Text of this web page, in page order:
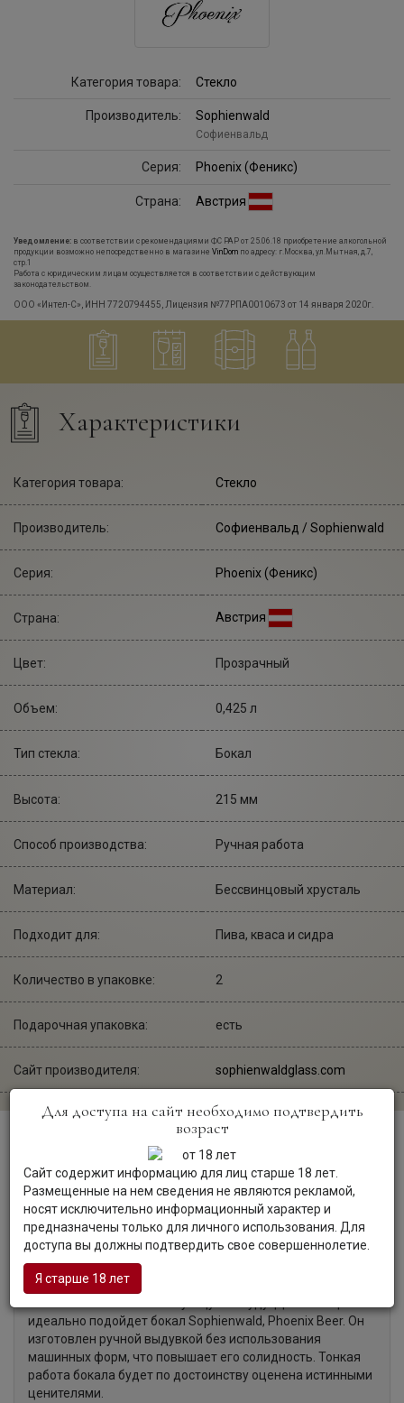
Категория товара: Стекло
Производитель: Sophienwald
Софиенвальд
Серия: Phoenix (Феникс)
Страна: Австрия
Уведомление: в соответствии с рекомендациями ФС РАР от 25.06.18 приобретение алкогольной
продукции возможно непосредственно в магазине VinDom по адресу: г.Москва, ул.Мытная, д.7,
стр.1
Работа с юридическим лицам осуществляется в соответствии с действующим
законодательством.
ООО «Интел-С», ИНН 7720794455, Лицензия №77РПА0010673 от 14 января 2020г.
Характеристики
Категория товара: Стекло
Производитель: Софиенвальд / Sophienwald
Серия: Phoenix (Феникс)
Страна: Австрия
Цвет: Прозрачный
Объем: 0,425 л
Тип стекла: Бокал
Высота: 215 мм
Cпособ производства: Ручная работа
Материал: Бессвинцовый хрусталь
Подходит для: Пива, кваса и сидра
Количество в упаковке: 2
Подарочная упаковка: есть
Сайт производителя: sophienwaldglass.com
Описание
Пиво является одним из важных напитков большинства
застолий. Оно поднимает настроение, улучшает аппетит,
способствует хорошему времяпровождению. Чтобы
красиво и правильно подать пиво к столу, стоит
идеально подойдет бокал Sophienwald, Phoenix Beer. Он
изготовлен ручной выдувкой без использования
машинных форм, что повышает его солидность. Тонкая
работа бокала будет по достоинству оценена истинными
ценителями.
Для доступа на сайт необходимо подтвердить
возраст
Сайт содержит информацию для лиц старше 18 лет.
Размещенные на нем сведения не являются рекламой,
носят исключительно информационный характер и
предназначены только для личного использования. Для
доступа вы должны подтвердить свое совершеннолетие.
Я старше 18 лет